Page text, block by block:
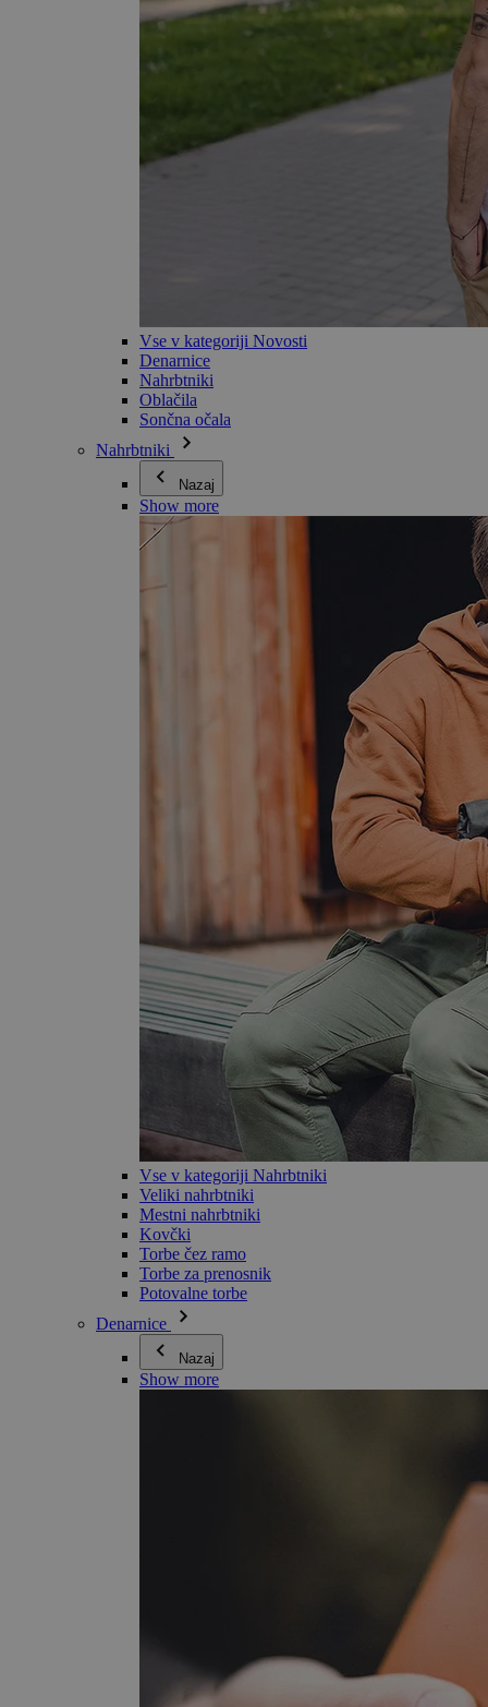
Vse v kategoriji Novosti
Denarnice
Nahrbtniki
Oblačila
Sončna očala
Nahrbtniki
Nazaj
Show more
Vse v kategoriji Nahrbtniki
Veliki nahrbtniki
Mestni nahrbtniki
Kovčki
Torbe čez ramo
Torbe za prenosnik
Potovalne torbe
Denarnice
Nazaj
Show more